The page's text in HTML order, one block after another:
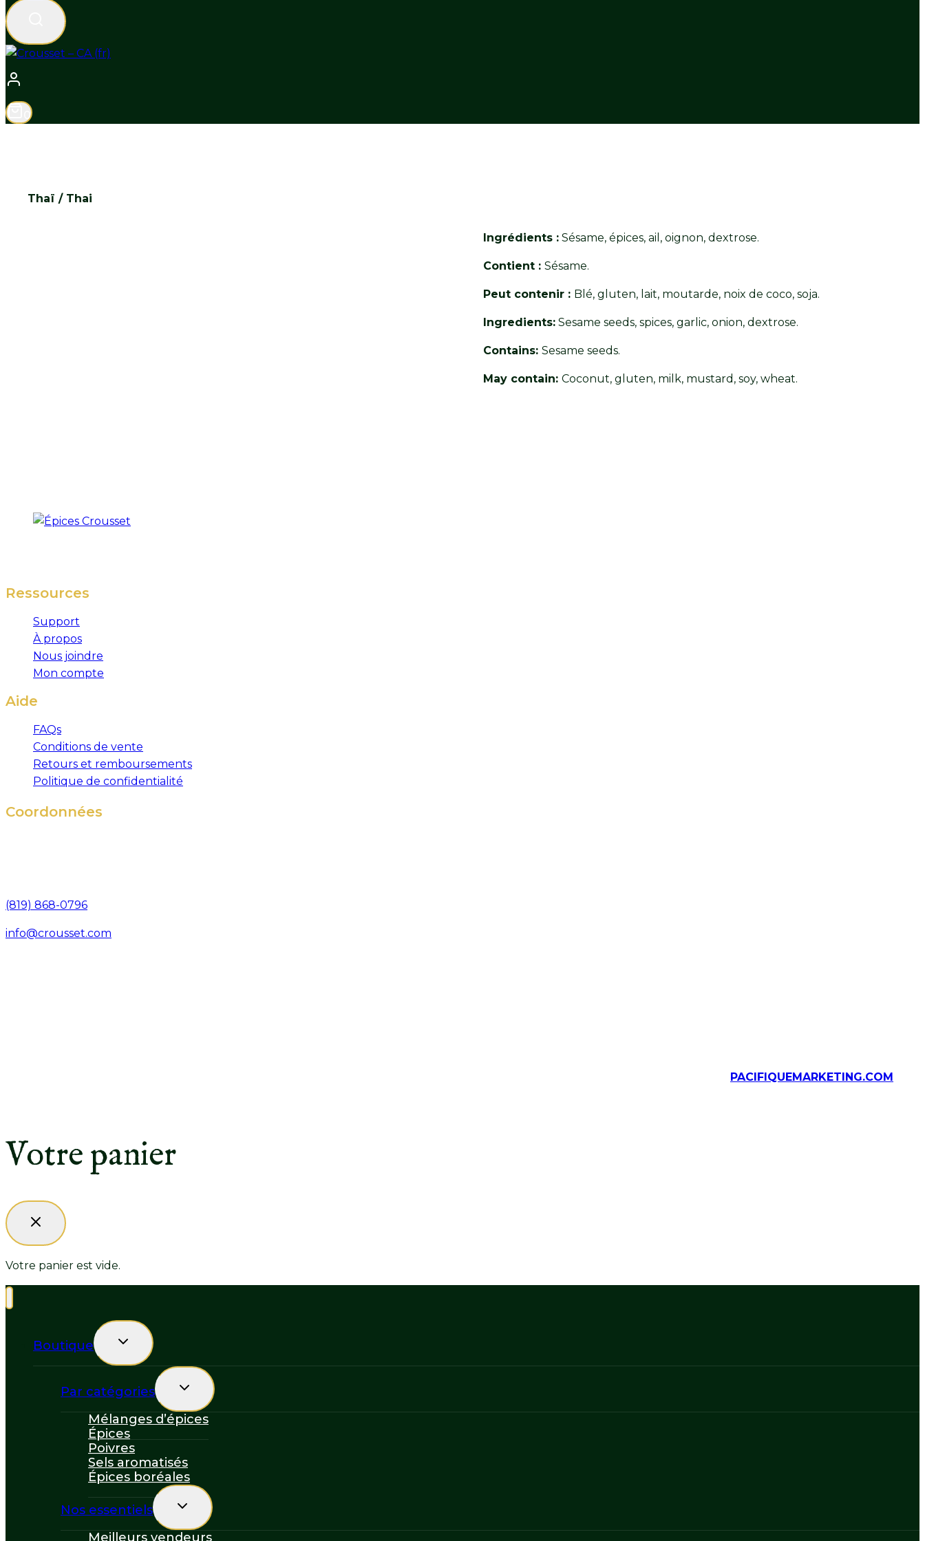
0
Thaï / Thai
Ingrédients : Sésame, épices, ail, oignon, dextrose.
Contient :Sésame.
Peut contenir : Blé, gluten, lait, moutarde, noix de coco, soja.
Ingredients: Sesame seeds, spices, garlic, onion, dextrose.
Contains:Sesame seeds.
May contain:Coconut, gluten, milk, mustard, soy, wheat.
Ressources
Support
À propos
Nous joindre
Mon compte
Aide
FAQs
Conditions de vente
Retours et remboursements
Politique de confidentialité
Coordonnées
(819) 868-0796
info@crousset.com
PACIFIQUEMARKETING.COM
Votre panier
Votre panier est vide.
Boutique
Toggle
menu
Par catégories
Toggle
menu
Mélanges d’épices
Épices
Poivres
Sels aromatisés
Épices boréales
Nos essentiels
Toggle
menu
Meilleurs vendeurs